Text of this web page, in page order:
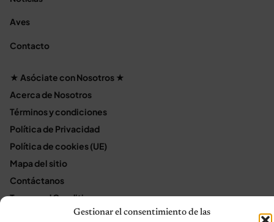
Gestionar el consentimiento de las
Aves
Contacto
★ Asóciate con Nosotros ★
Acerca de Nosotros
Términos y condiciones
Política de Privacidad
Política de cookies (UE)
Mapa del sitio
Contáctanos
Terms and Conditions